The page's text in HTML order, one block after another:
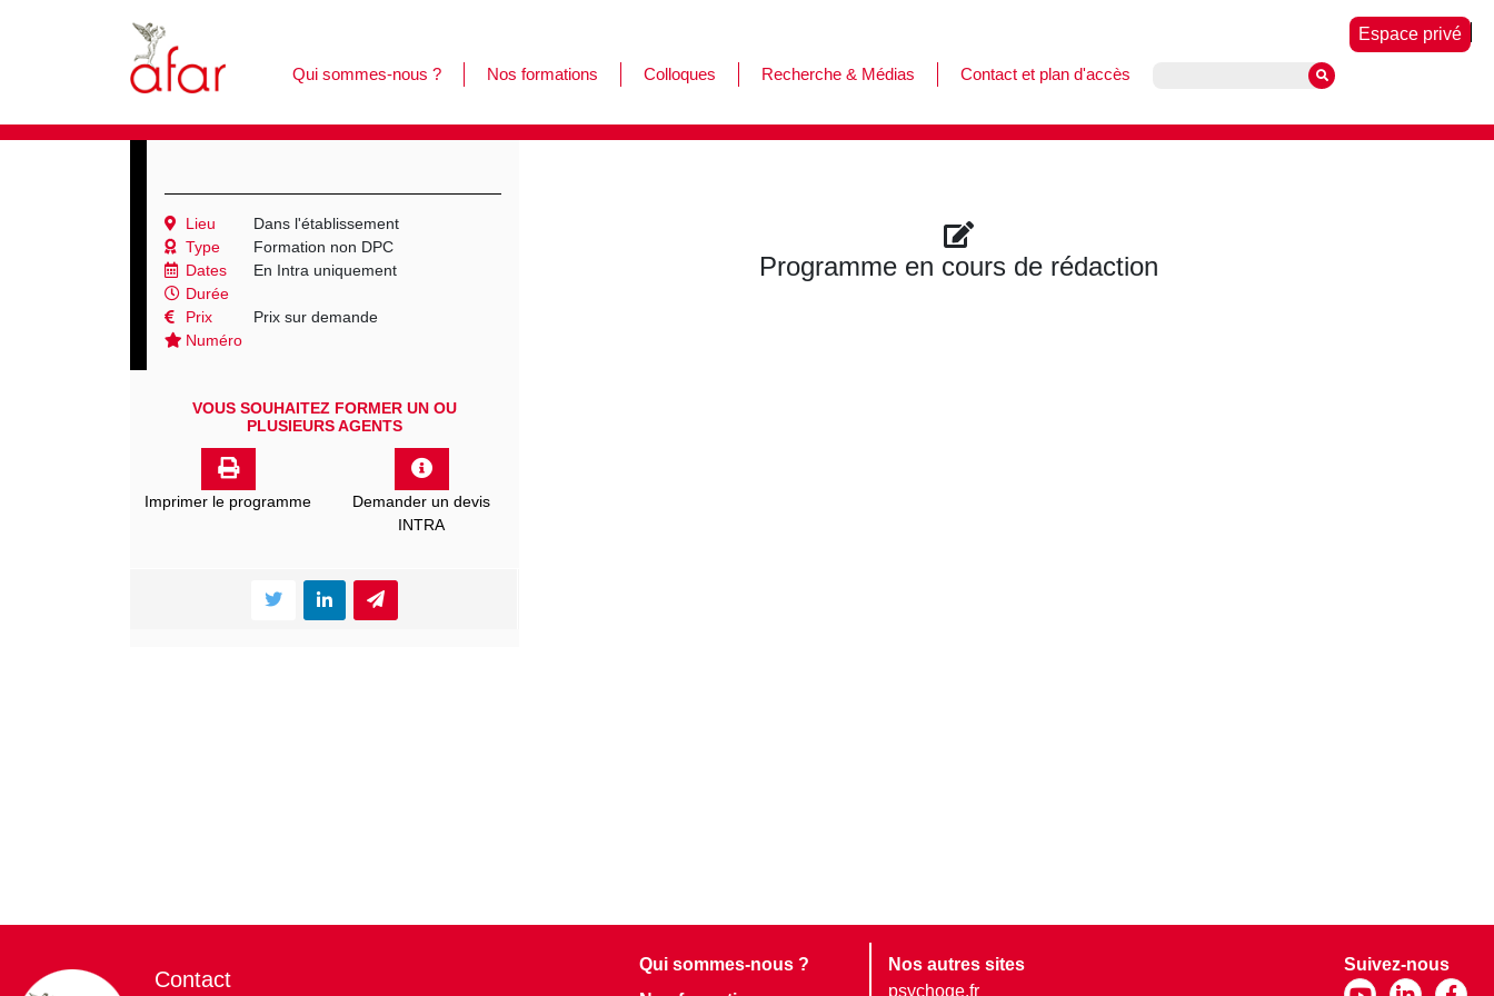
Qui sommes-nous ? Nos formations Colloques Recherche & Médias Contact et plan d'accès
Espace privé
Lieu
Dans l'établissement
Type
Formation non DPC
Dates
En Intra uniquement
Durée
Prix
Prix sur demande
Numéro
VOUS SOUHAITEZ FORMER UN OU
PLUSIEURS AGENTS
Imprimer le programme
Demander un devis
INTRA
Programme en cours de rédaction
Contact
Qui sommes-nous ?
Nos autres sites
psychoge.fr
Suivez-nous